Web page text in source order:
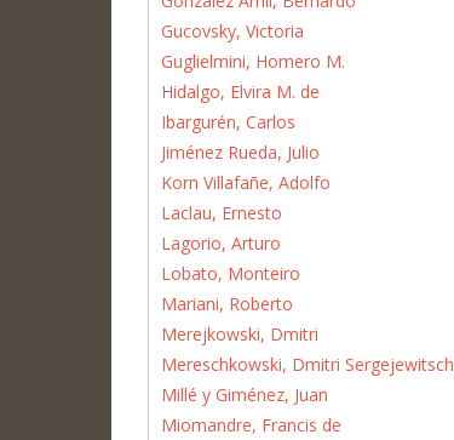
Gucovsky, Victoria
Guglielmini, Homero M.
Hidalgo, Elvira M. de
Ibargurén, Carlos
Jiménez Rueda, Julio
Korn Villafañe, Adolfo
Laclau, Ernesto
Lagorio, Arturo
Lobato, Monteiro
Mariani, Roberto
Merejkowski, Dmitri
Mereschkowski, Dmitri Sergejewitsch
Millé y Giménez, Juan
Miomandre, Francis de